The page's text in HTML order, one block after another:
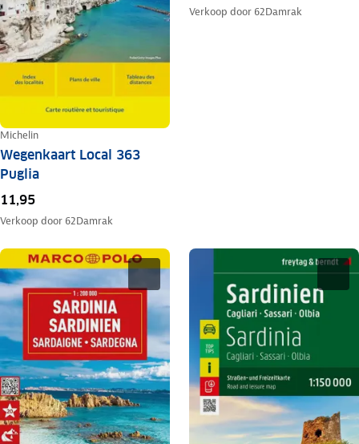
Michelin
Wegenkaart Local 363
Puglia
11,95
Verkoop door 62Damrak
Verkoop door 62Damrak